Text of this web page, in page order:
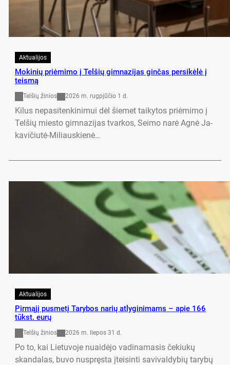
Aktualijos
Mo­ki­nių pri­ėmi­mo į Tel­šių gim­na­zi­jas gin­čas per­si­kėlė į
teismą
Telšių žinios 2026 m. rugpjūčio 1 d.
Ki­lus ne­pa­si­ten­ki­ni­mui dėl šie­met tai­ky­tos pri­ėmi­mo į
Tel­šių mies­to gim­na­zi­jas tvar­kos, Sei­mo narė Agnė Ja­
ka­vi­čiutė-Mi­liaus­kienė…
Aktualijos
Pirmąjį pusmetį Tarybos narių atlyginimams – apie 166
tūkst. eurų
Telšių žinios 2026 m. liepos 31 d.
Po to, kai Lie­tu­vo­je nuaidė­jo va­di­na­ma­sis če­kiukų
skan­da­las, bu­vo nu­spręsta įtei­sin­ti sa­vi­val­dy­bių ta­rybų